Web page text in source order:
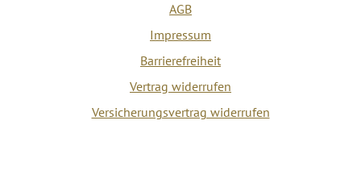
AGB
Impressum
Barrierefreiheit
Vertrag widerrufen
Versicherungsvertrag widerrufen